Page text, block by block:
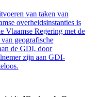
van taken van
overheidsinstanties is
Vlaamse Regering met de
geografische
de GDI, door
zijn aan GDI-